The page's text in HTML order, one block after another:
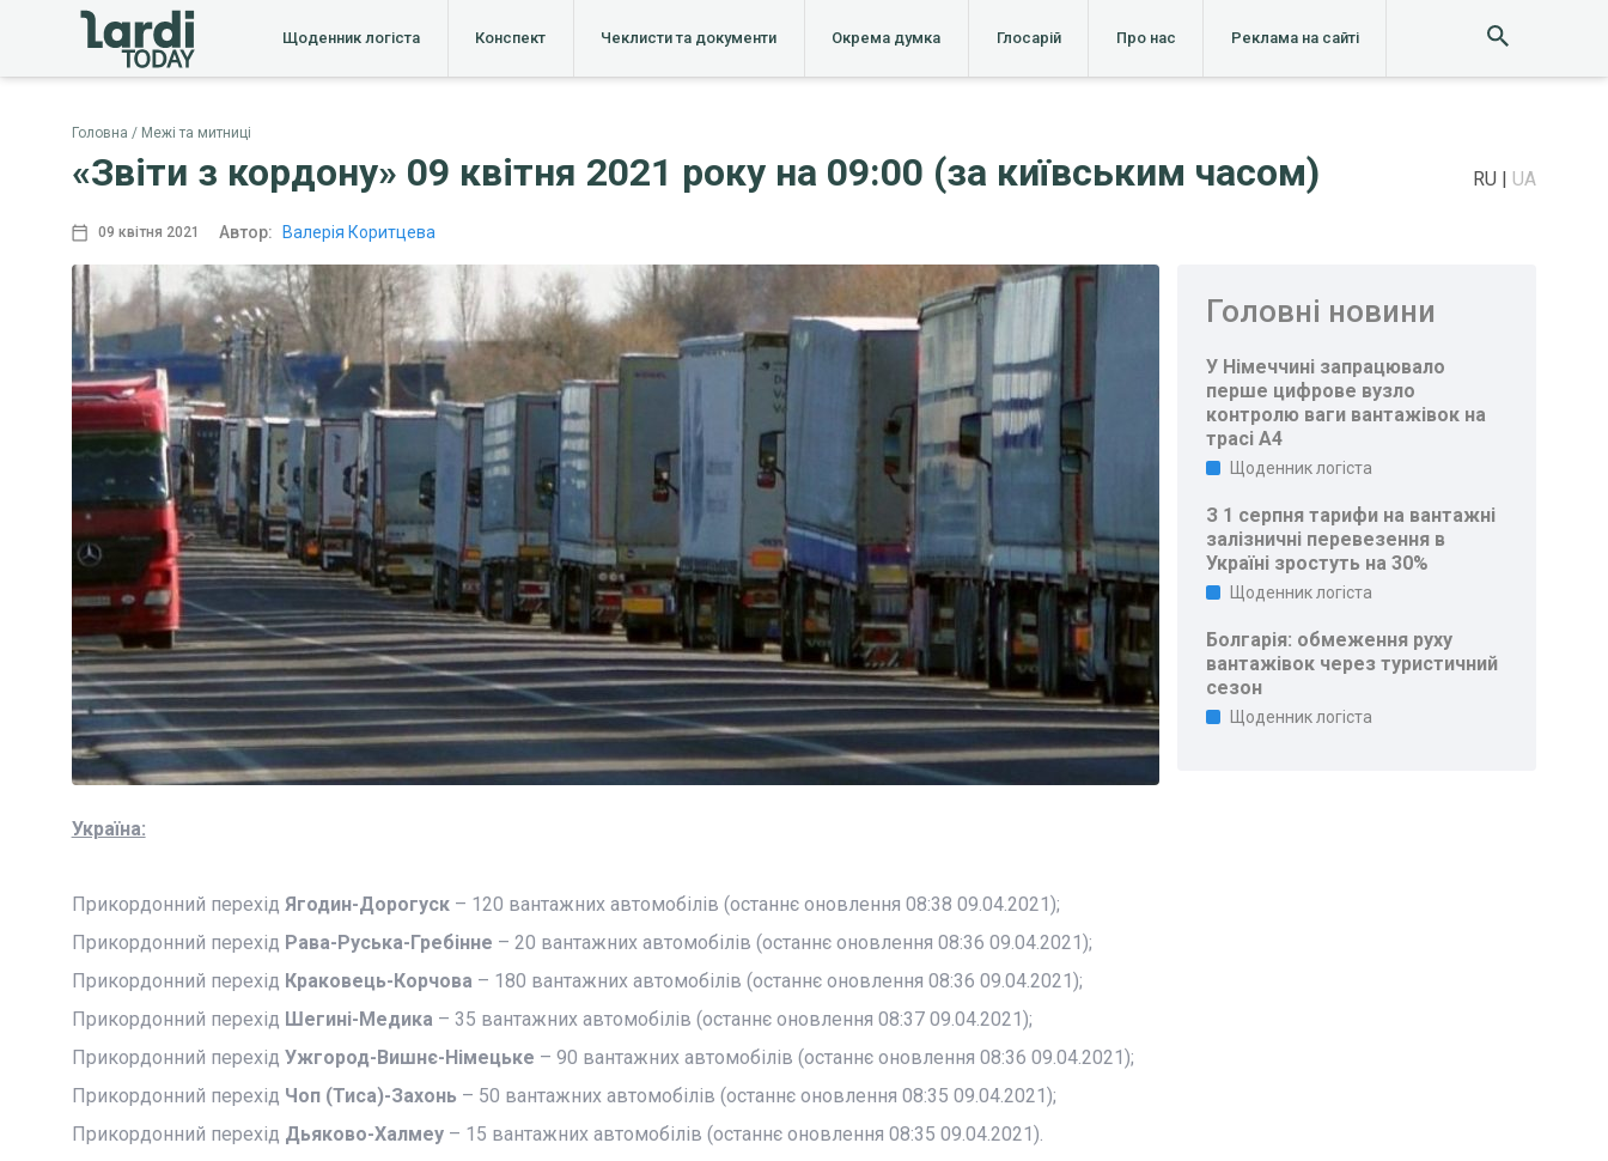
Щоденник логіста Конспект Чеклисти та документи Окрема думка Глосарій Про нас Реклама на сайті
Головна Межі та митниці
«Звіти з кордону» 09 квітня 2021 року на 09:00 (за київським часом) RU UA
09 квітня 2021 Автор: Валерія Коритцева
Україна:
Прикордонний перехід Ягодин-Дорогуск– 120 вантажних автомобілів (останнє оновлення 08:38 09.04.2021);
Прикордонний перехід Рава-Руська-Гребінне – 20 вантажних автомобілів (останнє оновлення 08:36 09.04.2021);
Прикордонний перехід Краковець-Корчова – 180 вантажних автомобілів (останнє оновлення 08:36 09.04.2021);
Прикордонний перехід Шегині-Медика – 35 вантажних автомобілів (останнє оновлення 08:37 09.04.2021);
Прикордонний перехід Ужгород-Вишнє-Німецьке – 90 вантажних автомобілів (останнє оновлення 08:36 09.04.2021);
Прикордонний перехід Чоп (Тиса)-Захонь – 50 вантажних автомобілів (останнє оновлення 08:35 09.04.2021);
Прикордонний перехід Дьяково-Халмеу– 15 вантажних автомобілів (останнє оновлення 08:35 09.04.2021).
Головні новини
У Німеччині запрацювало
перше цифрове вузло
контролю ваги вантажівок на
трасі A4
Щоденник логіста
З 1 серпня тарифи на вантажні
залізничні перевезення в
Україні зростуть на 30%
Щоденник логіста
Болгарія: обмеження руху
вантажівок через туристичний
сезон
Щоденник логіста